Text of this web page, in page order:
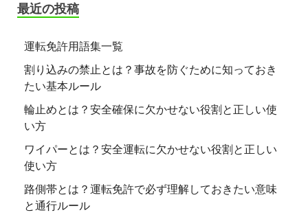
最近の投稿
運転免許用語集一覧
割り込みの禁止とは？事故を防ぐために知っておき
たい基本ルール
輪止めとは？安全確保に欠かせない役割と正しい使
い方
ワイパーとは？安全運転に欠かせない役割と正しい
使い方
路側帯とは？運転免許で必ず理解しておきたい意味
と通行ルール